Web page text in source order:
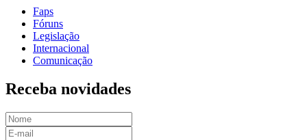
Faps
Fóruns
Legislação
Internacional
Comunicação
Receba novidades